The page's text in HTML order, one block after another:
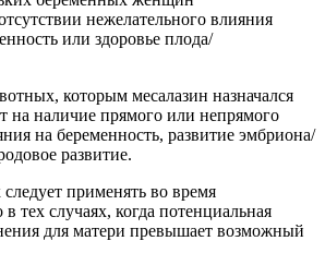
нежелательного влияния
или здоровье плода/
которым месалазин назначался
на наличие прямого или непрямого
на беременность, развитие эмбриона/
развитие.
применять во время
тех случаях, когда потенциальная
для матери превышает возможный